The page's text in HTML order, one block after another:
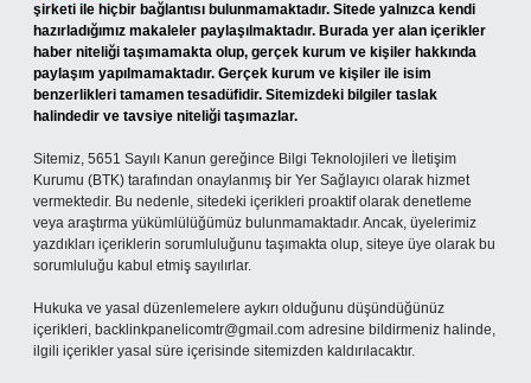
şirketi ile hiçbir bağlantısı bulunmamaktadır. Sitede yalnızca kendi
hazırladığımız makaleler paylaşılmaktadır. Burada yer alan içerikler
haber niteliği taşımamakta olup, gerçek kurum ve kişiler hakkında
paylaşım yapılmamaktadır. Gerçek kurum ve kişiler ile isim
benzerlikleri tamamen tesadüfidir. Sitemizdeki bilgiler taslak
halindedir ve tavsiye niteliği taşımazlar.
Sitemiz, 5651 Sayılı Kanun gereğince Bilgi Teknolojileri ve İletişim
Kurumu (BTK) tarafından onaylanmış bir Yer Sağlayıcı olarak hizmet
vermektedir. Bu nedenle, sitedeki içerikleri proaktif olarak denetleme
veya araştırma yükümlülüğümüz bulunmamaktadır. Ancak, üyelerimiz
yazdıkları içeriklerin sorumluluğunu taşımakta olup, siteye üye olarak bu
sorumluluğu kabul etmiş sayılırlar.
Hukuka ve yasal düzenlemelere aykırı olduğunu düşündüğünüz
içerikleri, backlinkpanelicomtr@gmail.com adresine bildirmeniz halinde,
ilgili içerikler yasal süre içerisinde sitemizden kaldırılacaktır.